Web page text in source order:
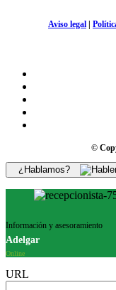
Aviso legal |
©
¿Hablamos?
Información y asesoramiento
Adelgar
Online
URL